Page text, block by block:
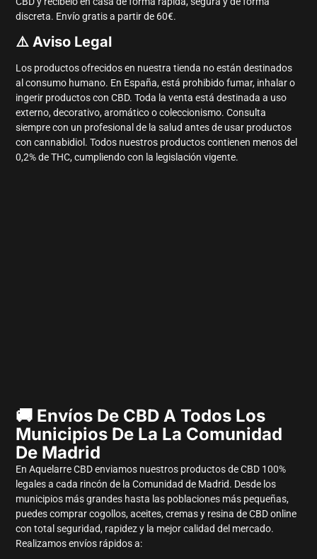
discreta. Envío gratis a partir de 60€.
⚠️ Aviso Legal
Los productos ofrecidos en nuestra tienda no están destinados
al consumo humano. En España, está prohibido fumar, inhalar o
ingerir productos con CBD. Toda la venta está destinada a uso
externo, decorativo, aromático o coleccionismo. Consulta
siempre con un profesional de la salud antes de usar productos
con cannabidiol. Todos nuestros productos contienen menos del
0,2% de THC, cumpliendo con la legislación vigente.
🚚 Envíos De CBD A Todos Los
Municipios De La La Comunidad
De Madrid
En Aquelarre CBD enviamos nuestros productos de CBD 100%
legales a cada rincón de la Comunidad de Madrid. Desde los
municipios más grandes hasta las poblaciones más pequeñas,
puedes comprar cogollos, aceites, cremas y resina de CBD online
con total seguridad, rapidez y la mejor calidad del mercado.
Realizamos envíos rápidos a: